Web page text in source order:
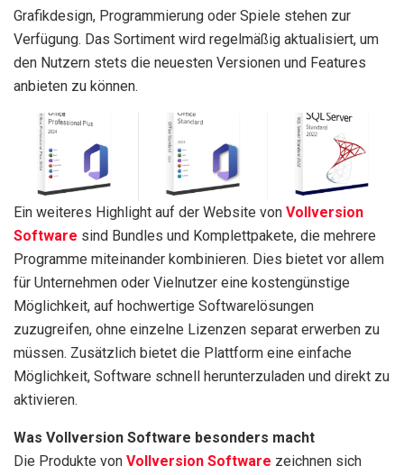
Grafikdesign, Programmierung oder Spiele stehen zur
Verfügung. Das Sortiment wird regelmäßig aktualisiert, um
den Nutzern stets die neuesten Versionen und Features
anbieten zu können.
Ein weiteres Highlight auf der Website von Vollversion
Software sind Bundles und Komplettpakete, die mehrere
Programme miteinander kombinieren. Dies bietet vor allem
für Unternehmen oder Vielnutzer eine kostengünstige
Möglichkeit, auf hochwertige Softwarelösungen
zuzugreifen, ohne einzelne Lizenzen separat erwerben zu
müssen. Zusätzlich bietet die Plattform eine einfache
Möglichkeit, Software schnell herunterzuladen und direkt zu
aktivieren.
Was Vollversion Software besonders macht
Die Produkte von Vollversion Software zeichnen sich